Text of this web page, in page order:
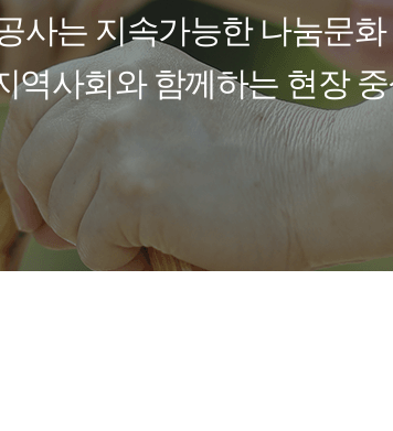
사는 지속가능한 나눔문
역사회와 함께하는 현장